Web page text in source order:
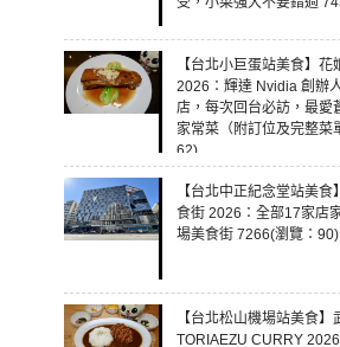
【台北小巨蛋站美食】
2026：輝達 Nvidia 創辦
店，每次回台必訪，最愛
家常菜（附訂位及完整菜
62)
【台北中正紀念堂站美
食街 2026：全部17家店
場美食街 7266(瀏覽：90)
【台北松山機場站美食
TORIAEZU CURRY